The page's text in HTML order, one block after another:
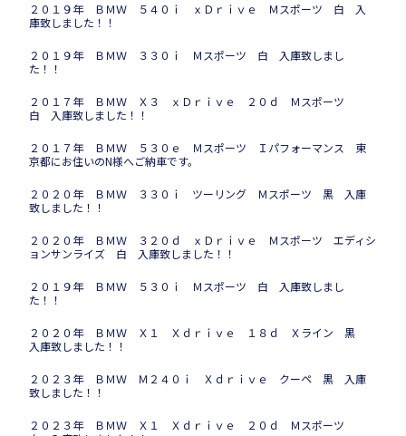
２０１９年 ＢＭＷ ５４０ｉ ｘＤｒｉｖｅ Ｍスポーツ 白 入
庫致しました！！
２０１９年 ＢＭＷ ３３０ｉ Ｍスポーツ 白 入庫致しまし
た！！
２０１７年 ＢＭＷ Ｘ３ ｘＤｒｉｖｅ ２０ｄ Ｍスポーツ
白 入庫致しました！！
２０１７年 ＢＭＷ ５３０ｅ Ｍスポーツ Ｉパフォーマンス 東
京都にお住いのN様へご納車です。
２０２０年 ＢＭＷ ３３０ｉ ツーリング Ｍスポーツ 黒 入庫
致しました！！
２０２０年 ＢＭＷ ３２０ｄ ｘＤｒｉｖｅ Ｍスポーツ エディシ
ョンサンライズ 白 入庫致しました！！
２０１９年 ＢＭＷ ５３０ｉ Ｍスポーツ 白 入庫致しまし
た！！
２０２０年 ＢＭＷ Ｘ１ Ｘｄｒｉｖｅ １８ｄ Ｘライン 黒
入庫致しました！！
２０２３年 ＢＭＷ Ｍ２４０ｉ Ｘｄｒｉｖｅ クーペ 黒 入庫
致しました！！
２０２３年 ＢＭＷ Ｘ１ Ｘｄｒｉｖｅ ２０ｄ Ｍスポーツ